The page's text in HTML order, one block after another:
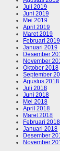
Juli 2019
Juni 2019
Mei 2019
April 2019
Maret 2019
Februari 2019
Januari 2019
Desember
November
Oktober 2018
September
Agustus 2018
Juli 2018
Juni 2018
Mei 2018
April 2018
Maret 2018
Februari 2018
Januari 2018
Desember
November